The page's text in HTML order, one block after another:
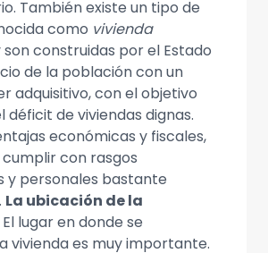
También existe un tipo de
como vivienda
son construidas por el Estado
de la población con un
adquisitivo, con el objetivo
déficit de viviendas dignas.
económicas y fiscales,
con rasgos
y personales bastante
La ubicación de la
El lugar en donde se
vivienda es muy importante.